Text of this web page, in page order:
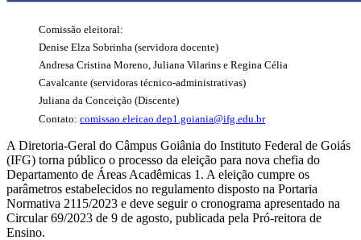
Comissão eleitoral:
Denise Elza Sobrinha (servidora docente)
Andresa Cristina Moreno, Juliana Vilarins e Regina Célia
Cavalcante (servidoras técnico-administrativas)
Juliana da Conceição (Discente)
Contato: comissao.eleicao.dep1.goiania@ifg.edu.br
A Diretoria-Geral do Câmpus Goiânia do Instituto Federal de Goiás
(IFG) torna público o processo da eleição para nova chefia do
Departamento de Áreas Acadêmicas 1. A eleição cumpre os
parâmetros estabelecidos no regulamento disposto na Portaria
Normativa 2115/2023 e deve seguir o cronograma apresentado na
Circular 69/2023 de 9 de agosto, publicada pela Pró-reitora de
Ensino.